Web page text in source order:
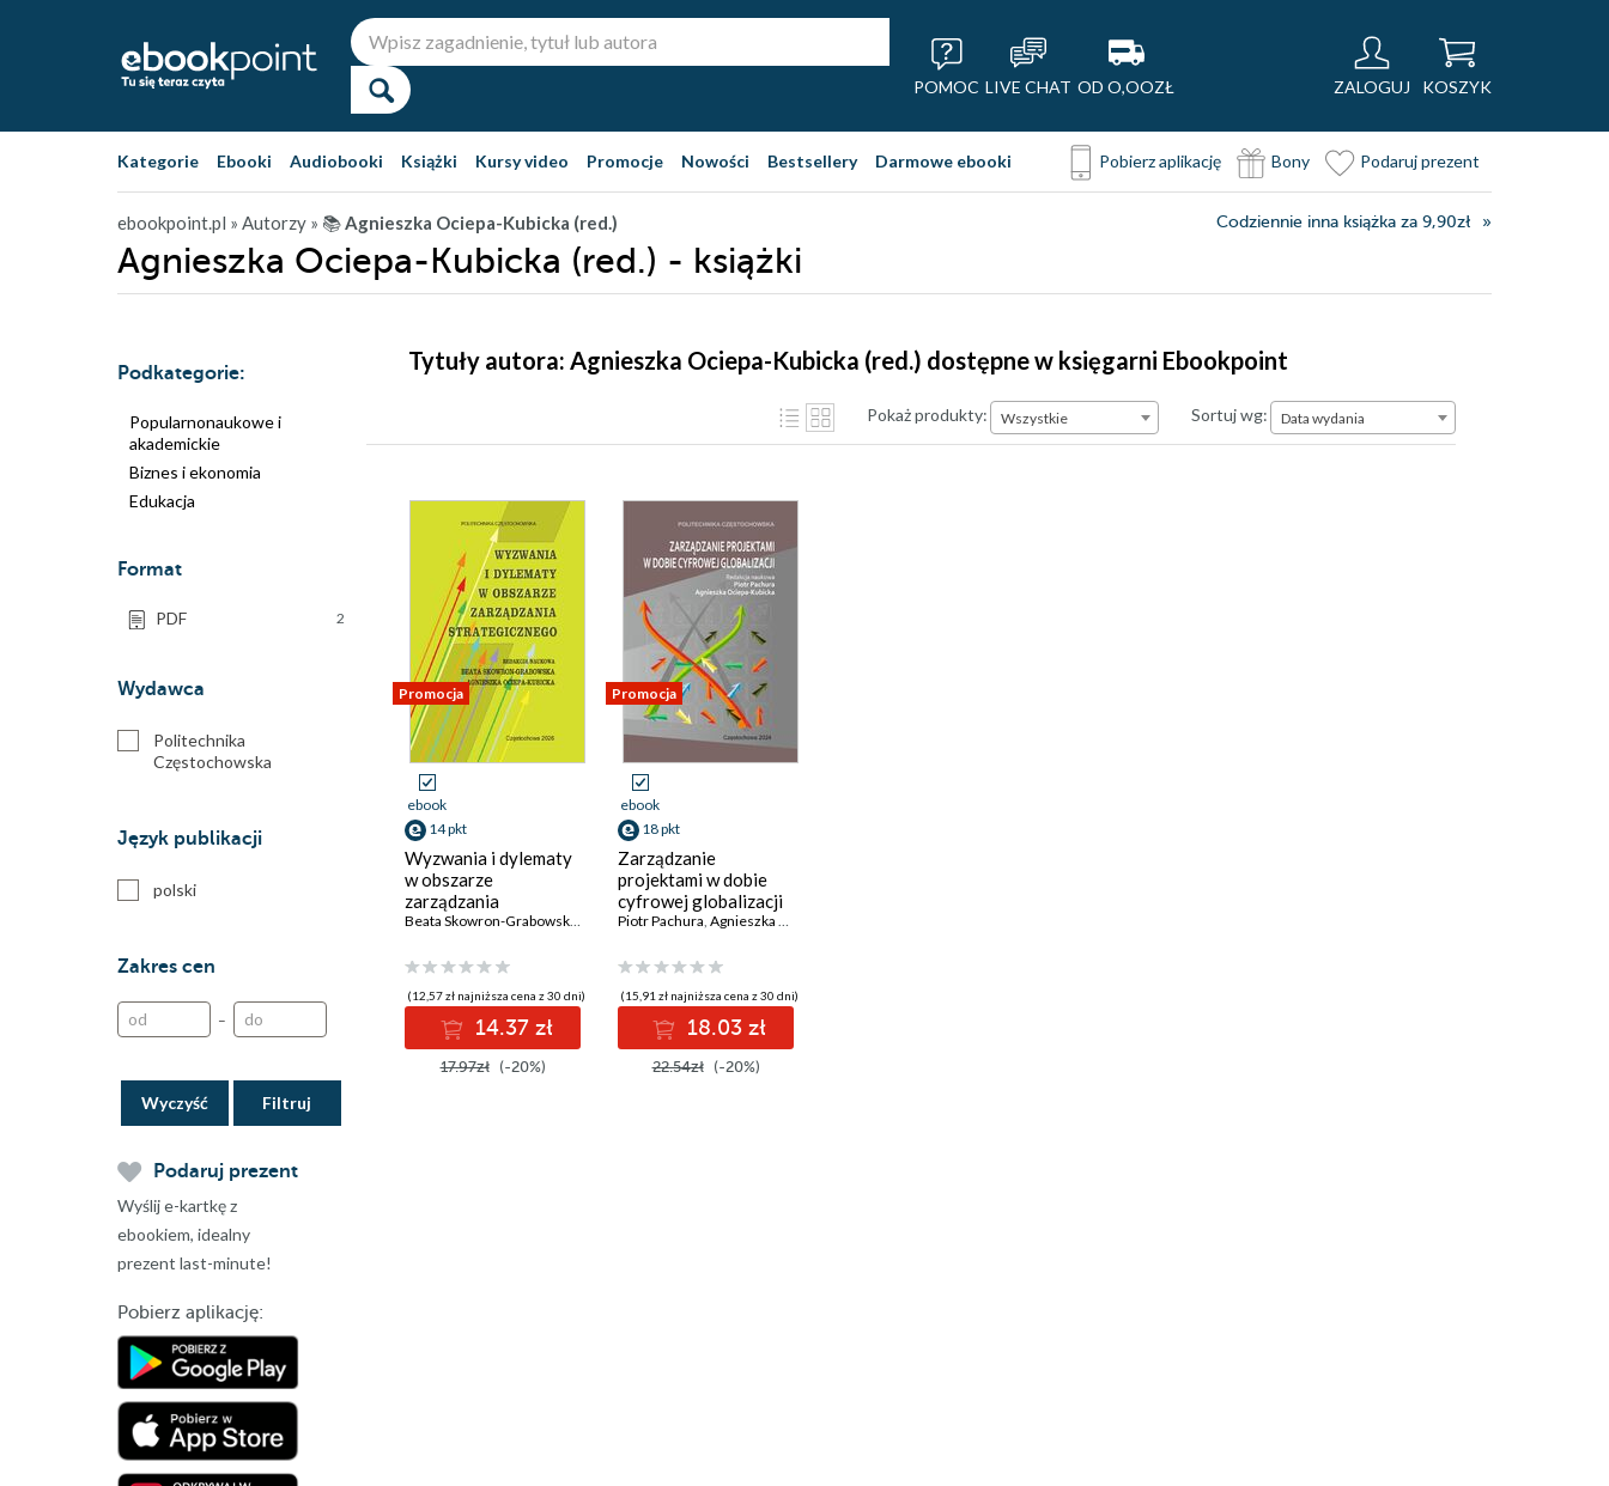
POMOC LIVE CHAT OD O,OOZŁ ZALOGUJ KOSZYK
Kategorie Ebooki Audiobooki Książki Kursy video Promocje Nowości Bestsellery Darmowe ebooki Pobierz aplikację Bony Podaruj prezent
ebookpoint.pl » Autorzy » 📚Agnieszka Ociepa-Kubicka (red.) Codziennie inna książka za 9,90zł
Agnieszka Ociepa-Kubicka (red.) - książki
Podkategorie:
Popularnonaukowe i
akademickie
Biznes i ekonomia
Edukacja
Format
PDF 2
Wydawca
Politechnika
Częstochowska
Język publikacji
polski
Zakres cen
–
Wyczyść
Podaruj prezent
Wyślij e-kartkę z
ebookiem, idealny
prezent last-minute!
Pobierz aplikację:
Tytuły autora: Agnieszka Ociepa-Kubicka (red.) dostępne w księgarni Ebookpoint
Pokaż produkty: Wszystkie Sortuj wg:Data wydania
Data wydania
Promocja
ebook
14 pkt
Wyzwania i dylematy
w obszarze
zarządzania
strategicznego
Beata Skowron-Grabowska, Agnieszka Ociepa-Kubicka (red.)
(12,57 zł najniższa cena z 30 dni)
14.37 zł
17.97zł (-20%)
Promocja
ebook
18 pkt
Zarządzanie
projektami w dobie
cyfrowej globalizacji
Piotr Pachura, Agnieszka Ociepa-Kubicka (red.)
(15,91 zł najniższa cena z 30 dni)
18.03 zł
22.54zł (-20%)